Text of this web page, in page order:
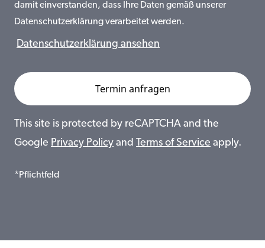
damit einverstanden, dass Ihre Daten gemäß unserer
Datenschutzerklärung verarbeitet werden.
Datenschutzerklärung ansehen
This site is protected by reCAPTCHA and the
Google Privacy Policy and Terms of Service apply.
*Pflichtfeld